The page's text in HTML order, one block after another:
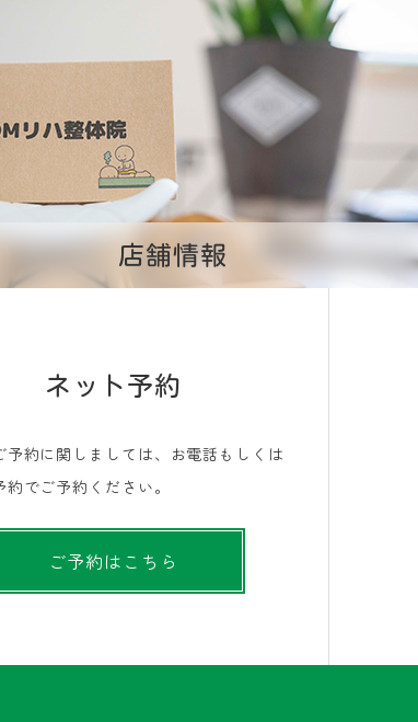
店舗情報
ネット予約
予約に関しましては、お電話もしくは
約でご予約ください。
ご予約はこちら